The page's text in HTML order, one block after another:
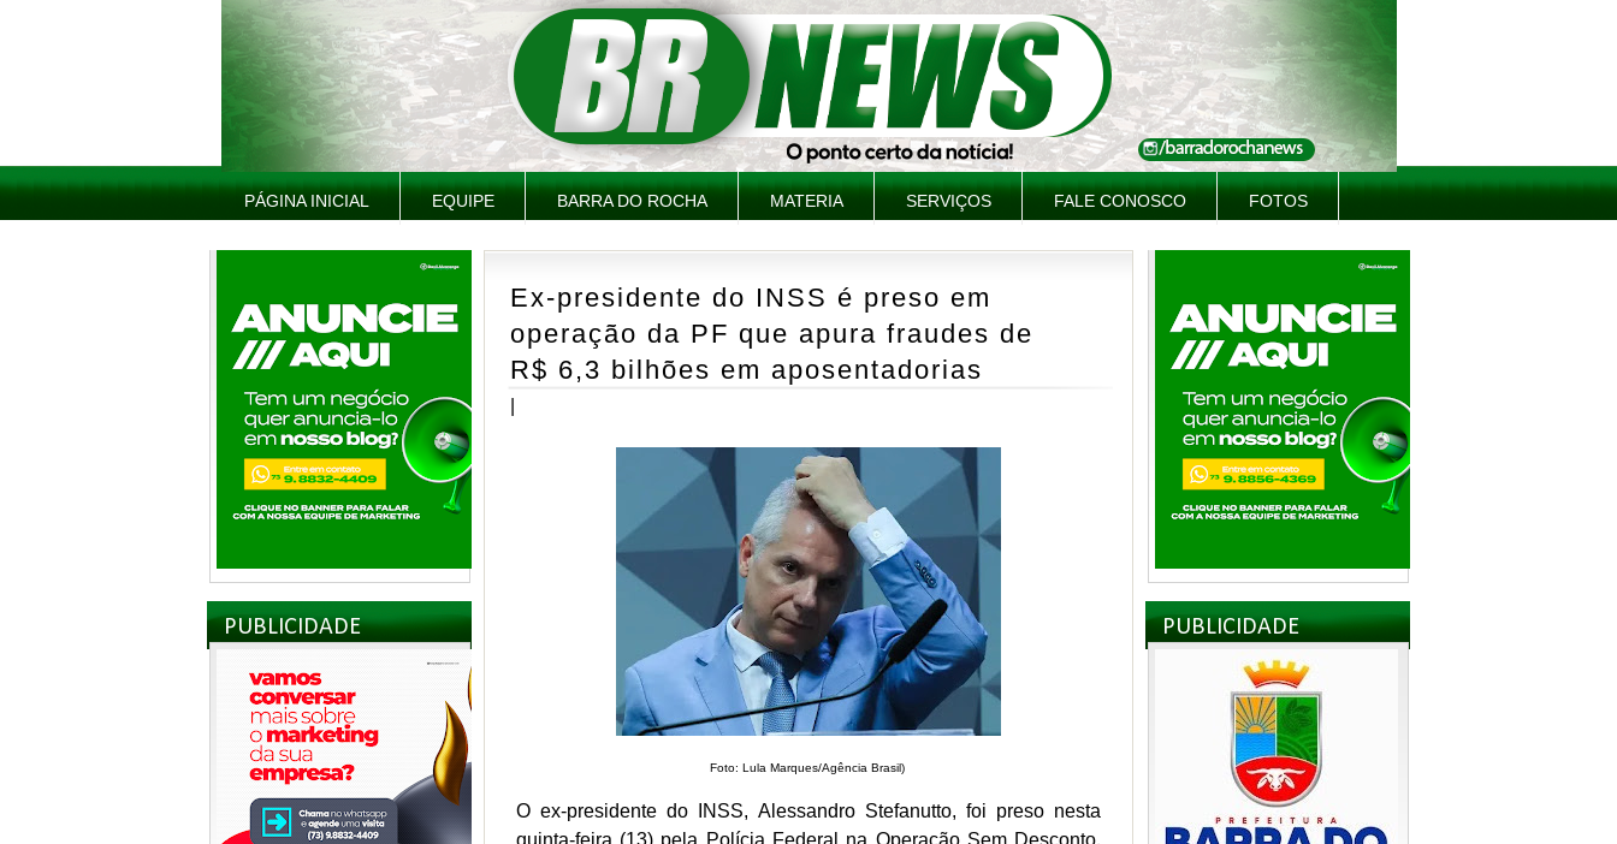
PÁGINA INICIAL EQUIPE BARRA DO ROCHA MATERIA SERVIÇOS FALE CONOSCO FOTOS
PUBLICIDADE
Ex-presidente do INSS é preso em
operação da PF que apura fraudes de
R$ 6,3 bilhões em aposentadorias
Foto: Lula Marques/Agência Brasil)
O ex-presidente do INSS, Alessandro Stefanutto, foi preso nesta
quinta-feira (13) pela Polícia Federal na Operação Sem Desconto,
PUBLICIDADE